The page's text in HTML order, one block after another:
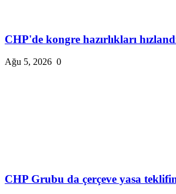
CHP'de kongre hazırlıkları
Ağu 5, 2026 0
CHP Grubu da çerçeve yasa